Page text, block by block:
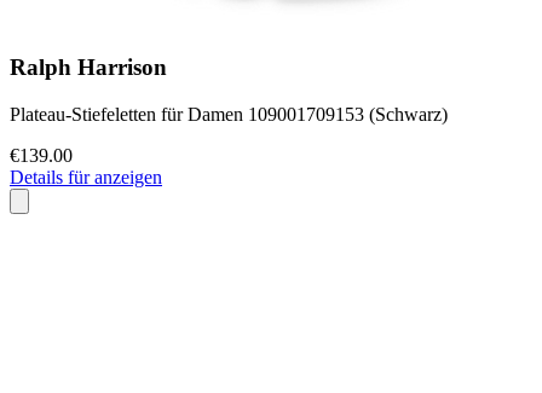
Ralph Harrison
Plateau-Stiefeletten für Damen 109001709153 (Schwarz)
€139.00
Details für anzeigen